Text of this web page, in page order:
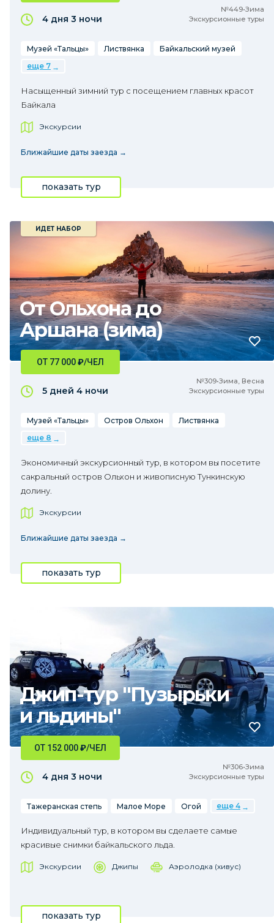
№449•Зима
Экскурсионные туры
4 дня 3 ночи
Музей «Тальцы» Листвянка
Байкальский музей
еще 7
Насыщенный зимний тур с посещением главных красот
Байкала
Экскурсии
Ближайшие даты заезда →
показать тур
От Ольхона до
Аршана (зима)
ИДЕТ НАБОР
№309•Зима, Весна
Экскурсионные туры
ОТ 77 000₽/ЧЕЛ
5 дней 4 ночи
Музей «Тальцы» Остров Ольхон
Листвянка
еще 8
Экономичный экскурсионный тур, в котором вы посетите
сакральный остров Ольхон и живописную Тункинскую
долину.
Экскурсии
Ближайшие даты заезда →
показать тур
Джип-тур "Пузырьки
и льдины"
№306•Зима
Экскурсионные туры
ОТ 152 000₽/ЧЕЛ
4 дня 3 ночи
Тажеранская степь Малое Море Огой еще 4
Индивидуальный тур, в котором вы сделаете самые
красивые снимки байкальского льда.
Экскурсии Джипы Аэролодка (хивус)
показать тур